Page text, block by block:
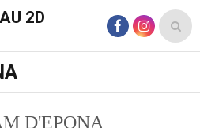
2D
D'EPONA